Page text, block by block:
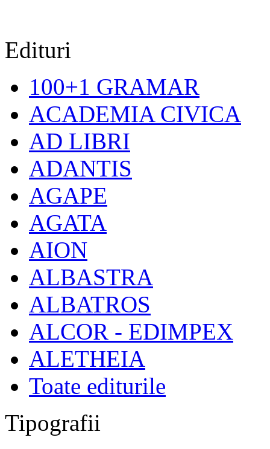
Edituri
100+1 GRAMAR
ACADEMIA CIVICA
AD LIBRI
ADANTIS
AGAPE
AGATA
AION
ALBASTRA
ALBATROS
ALCOR - EDIMPEX
ALETHEIA
Toate editurile
Tipografii